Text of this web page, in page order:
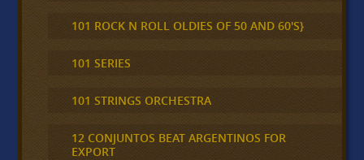
101 ROCK N ROLL OLDIES OF 50 AND 60'S}
101 SERIES
101 STRINGS ORCHESTRA
12 CONJUNTOS BEAT ARGENTINOS FOR
EXPORT